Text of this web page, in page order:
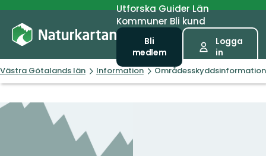
UtforskaGuiderLän
Kommuner Bli kund
Bli
medlem
Logga
in
Västra Götalands län Information